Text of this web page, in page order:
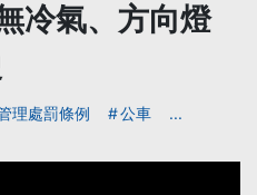
冷氣、方向燈
理處罰條例 公車 ...